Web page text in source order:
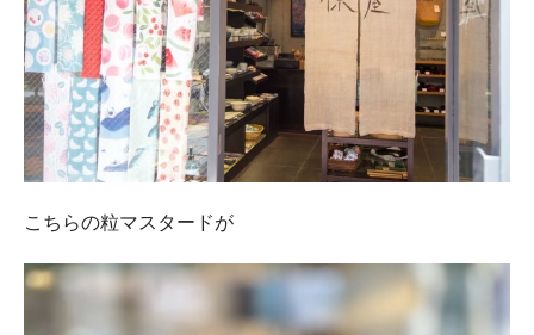
こちらの粒マスタードが